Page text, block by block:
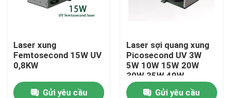
Nhà
Laser xung
Femtosecond 15W UV
0,8KW
Gửi yêu cầu
Laser sợi quang xung
Picosecond UV 3W
5W 10W 15W 20W
30W 35W 40W
Gửi yêu cầu